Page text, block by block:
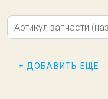
Артикул запчасти
+ ДОБАВИТЬ ЕЩЕ